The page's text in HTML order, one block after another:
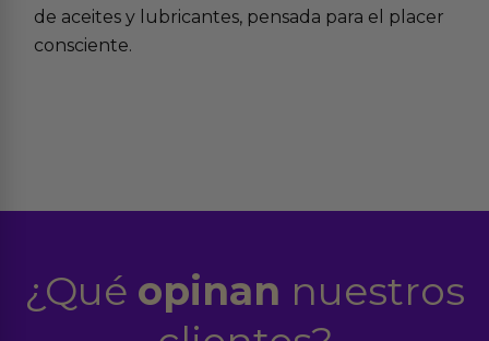
de aceites y lubricantes, pensada para el placer
consciente.
¿Qué opinan nuestros